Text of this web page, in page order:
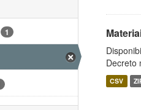
1
Decreto
CSV